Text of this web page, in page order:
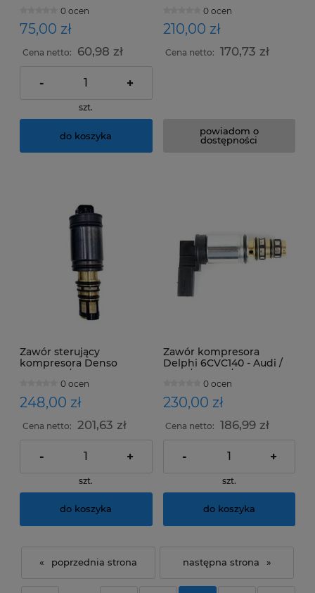
0 ocen
75,00 zł
Cena netto: 60,98 zł
- +
szt.
do koszyka
/ 7SEU16- Toyota
0 ocen
210,00 zł
Cena netto: 170,73 zł
powiadom o
dostępności
Zawór sterujący
kompresora Denso
6SBU16C / 7SEU17C - Audi
/ Mercedes0 ocen
248,00 zł
Cena netto: 201,63 zł
- +
szt.
do koszyka
Zawór kompresora
Delphi 6CVC140 - Audi /
Seat / Skoda /
Volkswagen
0 ocen
230,00 zł
Cena netto: 186,99 zł
- +
szt.
do koszyka
« »